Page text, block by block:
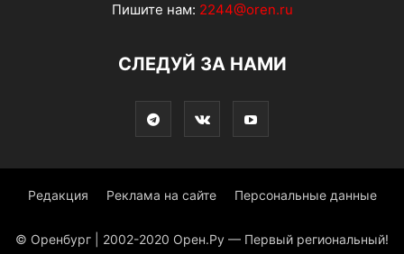
Пишите нам: 2244@oren.ru
СЛЕДУЙ ЗА НАМИ
Редакция Реклама на сайте Персональные данные
© Оренбург | 2002-2020 Орен.Ру — Первый региональный!